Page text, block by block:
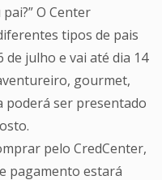
O Center
tipos de pais
de julho e vai até dia 14
gourmet,
ser presentado
pelo CredCenter,
pagamento estará